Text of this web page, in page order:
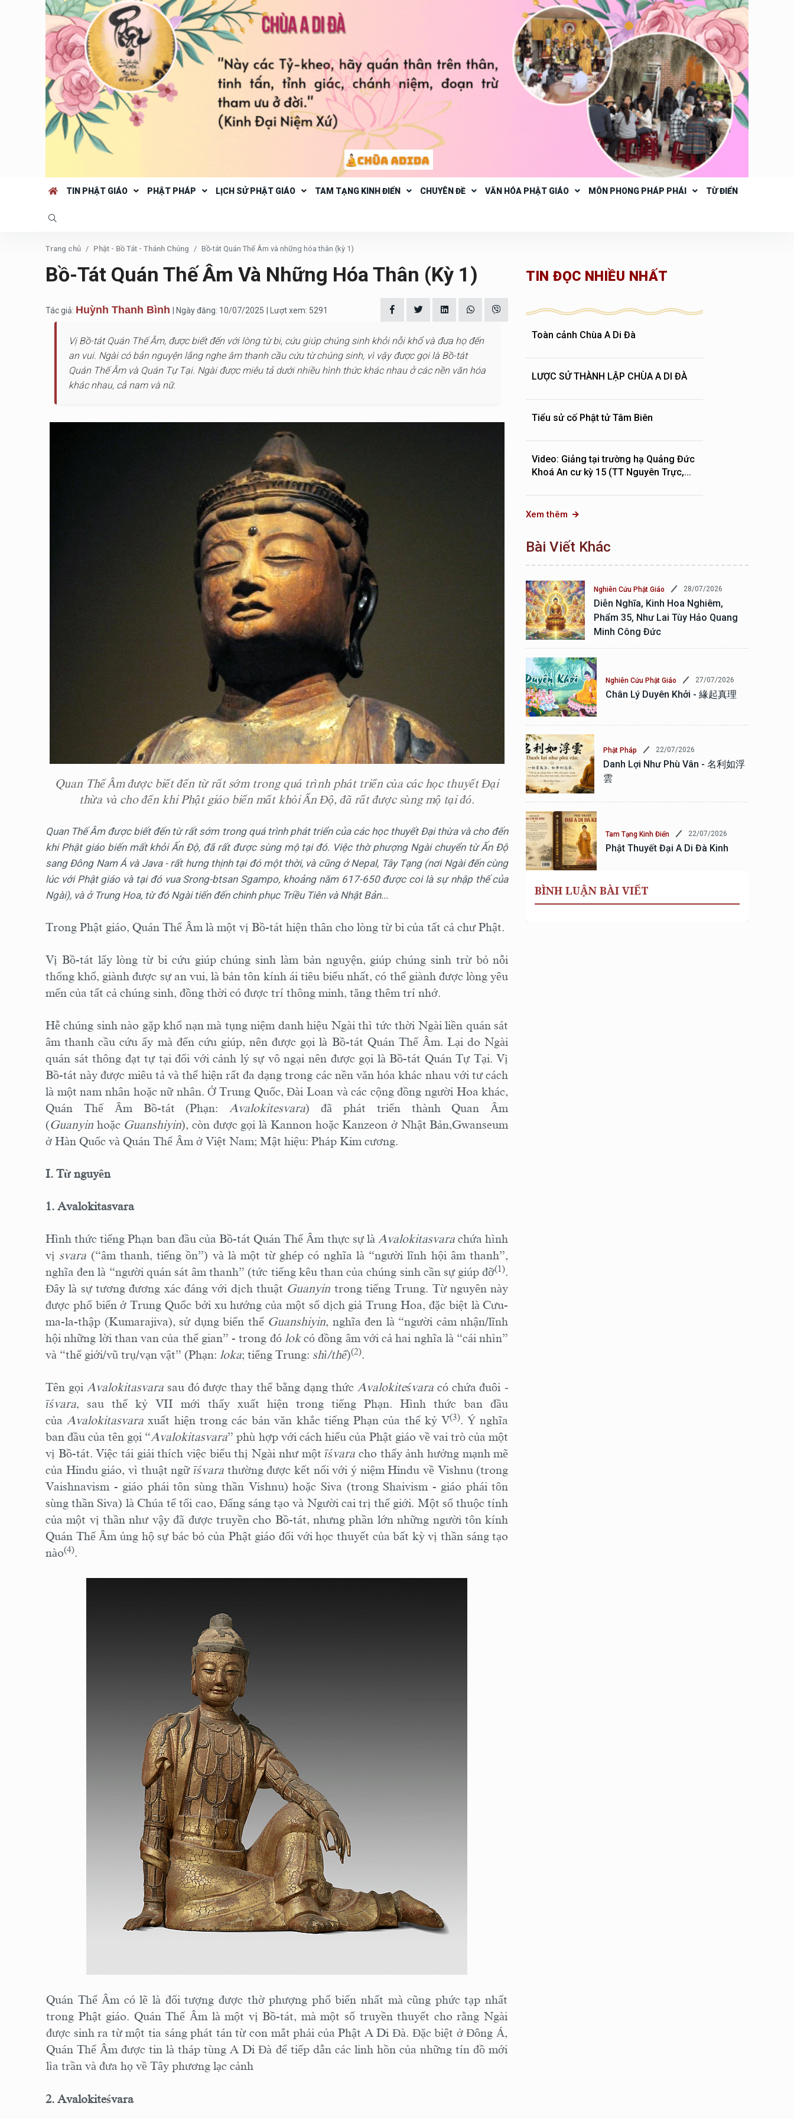
TIN PHẬT GIÁO PHẬT PHÁP LỊCH SỬ PHẬT GIÁO TAM TẠNG KINH ĐIỂN CHUYÊN ĐỀ VĂN HÓA PHẬT GIÁO MÔN PHONG PHÁP PHÁI TỪ ĐIỂN
Trang chủ Phật - Bồ Tát - Thánh Chúng Bồ-tát Quán Thế Âm và những hóa thân (kỳ 1)
Bồ-Tát Quán Thế Âm Và Những Hóa Thân (kỳ 1)
Tác giả: Huỳnh Thanh Bình | Ngày đăng: 10/07/2025 | Lượt xem: 5291
Vị Bồ-tát Quán Thế Âm, được biết đến với lòng từ bi, cứu giúp chúng sinh khỏi nỗi khổ và đưa họ đến
an vui. Ngài có bản nguyện lắng nghe âm thanh cầu cứu từ chúng sinh, vì vậy được gọi là Bồ-tát
Quán Thế Âm và Quán Tự Tại. Ngài được miêu tả dưới nhiều hình thức khác nhau ở các nền văn hóa
khác nhau, cả nam và nữ.
Quan Thế Âm được biết đến từ rất sớm trong quá trình phát triển của các học thuyết Đại
thừa và cho đến khi Phật giáo biến mất khỏi Ấn Độ, đã rất được sùng mộ tại đó.
Quan Thế Âm được biết đến từ rất sớm trong quá trình phát triển của các học thuyết Đại thừa và cho đến
khi Phật giáo biến mất khỏi Ấn Độ, đã rất được sùng mộ tại đó. Việc thờ phượng Ngài chuyển từ Ấn Độ
sang Đông Nam Á và Java - rất hưng thịnh tại đó một thời, và cũng ở Nepal, Tây Tạng (nơi Ngài đến cùng
lúc với Phật giáo và tại đó vua Srong-btsan Sgampo, khoảng năm 617-650 được coi là sự nhập thế của
Ngài), và ở Trung Hoa, từ đó Ngài tiến đến chinh phục Triều Tiên và Nhật Bản...
Trong Phật giáo, Quán Thế Âm là một vị Bồ-tát hiện thân cho lòng từ bi của tất cả chư Phật.
Vị Bồ-tát lấy lòng từ bi cứu giúp chúng sinh làm bản nguyện, giúp chúng sinh trừ bỏ nỗi
thống khổ, giành được sự an vui, là bản tôn kính ái tiêu biểu nhất, có thể giành được lòng yêu
mến của tất cả chúng sinh, đồng thời có được trí thông minh, tăng thêm trí nhớ.
Hễ chúng sinh nào gặp khổ nạn mà tụng niệm danh hiệu Ngài thì tức thời Ngài liền quán sát
âm thanh cầu cứu ấy mà đến cứu giúp, nên được gọi là Bồ-tát Quán Thế Âm. Lại do Ngài
quán sát thông đạt tự tại đối với cảnh lý sự vô ngại nên được gọi là Bồ-tát Quán Tự Tại. Vị
Bồ-tát này được miêu tả và thể hiện rất đa dạng trong các nền văn hóa khác nhau với tư cách
là một nam nhân hoặc nữ nhân. Ở Trung Quốc, Đài Loan và các cộng đồng người Hoa khác,
Quán Thế Âm Bồ-tát (Phạn: Avalokitesvara) đã phát triển thành Quan Âm
(Guanyin hoặc Guanshiyin), còn được gọi là Kannon hoặc Kanzeon ở Nhật Bản,Gwanseum
ở Hàn Quốc và Quán Thế Âm ở Việt Nam; Mật hiệu: Pháp Kim cương.
I. Từ nguyên
1. Avalokitasvara
Hình thức tiếng Phạn ban đầu của Bồ-tát Quán Thế Âm thực sự là Avalokitasvara chứa hình
vị svara (“âm thanh, tiếng ồn”) và là một từ ghép có nghĩa là “người lĩnh hội âm thanh”,
nghĩa đen là “người quán sát âm thanh” (tức tiếng kêu than của chúng sinh cần sự giúp đỡ(1).
Đây là sự tương đương xác đáng với dịch thuật Guanyin trong tiếng Trung. Từ nguyên này
được phổ biến ở Trung Quốc bởi xu hướng của một số dịch giả Trung Hoa, đặc biệt là Cưu-
ma-la-thập (Kumarajiva), sử dụng biến thể Guanshiyin, nghĩa đen là “người cảm nhận/lĩnh
hội những lời than van của thế gian” - trong đó lokcó đồng âm với cả hai nghĩa là “cái nhìn”
và “thế giới/vũ trụ/vạn vật” (Phạn: loka; tiếng Trung: shì/thế)(2).
Tên gọi Avalokitasvarasau đó được thay thế bằng dạng thức Avalokiteśvaracó chứa đuôi -
īśvara, sau thế kỷ VII mới thấy xuất hiện trong tiếng Phạn. Hình thức ban đầu
của Avalokitasvara xuất hiện trong các bản văn khắc tiếng Phạn của thế kỷ V(3). Ý nghĩa
ban đầu của tên gọi “Avalokitasvara” phù hợp với cách hiểu của Phật giáo về vai trò của một
vị Bồ-tát. Việc tái giải thích việc biểu thị Ngài như một īśvara cho thấy ảnh hưởng mạnh mẽ
của Hindu giáo, vì thuật ngữ īśvara thường được kết nối với ý niệm Hindu về Vishnu (trong
Vaishnavism - giáo phái tôn sùng thần Vishnu) hoặc Siva (trong Shaivism - giáo phái tôn
sùng thần Siva) là Chúa tể tối cao, Đấng sáng tạo và Người cai trị thế giới. Một số thuộc tính
của một vị thần như vậy đã được truyền cho Bồ-tát, nhưng phần lớn những người tôn kính
Quán Thế Âm ủng hộ sự bác bỏ của Phật giáo đối với học thuyết của bất kỳ vị thần sáng tạo
nào(4).
Quán Thế Âm có lẽ là đối tượng được thờ phượng phổ biến nhất mà cũng phức tạp nhất
trong Phật giáo. Quán Thế Âm là một vị Bồ-tát, mà một số truyền thuyết cho rằng Ngài
được sinh ra từ một tia sáng phát tán từ con mắt phải của Phật A Di Đà. Đặc biệt ở Đông Á,
Quán Thế Âm được tin là tháp tùng A Di Đà để tiếp dẫn các linh hồn của những tín đồ mới
lìa trần và đưa họ về Tây phương lạc cảnh
2. Avalokiteśvara
TIN ĐỌC NHIỀU NHẤT
Toàn cảnh Chùa A Di Đà
LƯỢC SỬ THÀNH LẬP CHÙA A DI ĐÀ
Tiểu sử cố Phật tử Tâm Biên
Video: Giảng tại trường hạ Quảng Đức
Khoá An cư kỳ 15 (TT Nguyên Trực,...
Xem thêm
Bài Viết Khác
Nghiên Cứu Phật Giáo 28/07/2026
Diễn Nghĩa, Kinh Hoa Nghiêm,
Phẩm 35, Như Lai Tùy Hảo Quang
Minh Công Đức
Nghiên Cứu Phật Giáo 27/07/2026
Chân Lý Duyên Khởi - 緣起真理
Phật Pháp 22/07/2026
Danh Lợi Như Phù Vân - 名利如浮
雲
Tam Tạng Kinh Điển 22/07/2026
Phật Thuyết Đại A Di Đà Kinh
BÌNH LUẬN BÀI VIẾT